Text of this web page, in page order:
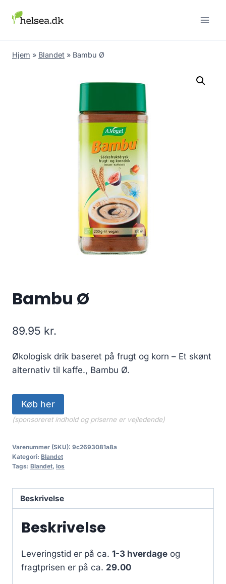
Hjem » Blandet » Bambu Ø
Bambu Ø
89.95 kr.
Økologisk drik baseret på frugt og korn – Et skønt
alternativ til kaffe., Bambu Ø.
Køb her
(sponsoreret indhold og priserne er vejledende)
Varenummer (SKU): 9c2693081a8a
Kategori: Blandet
Tags: Blandet, los
Beskrivelse
Beskrivelse
Leveringstid er på ca. 1-3 hverdage og
fragtprisen er på ca. 29.00